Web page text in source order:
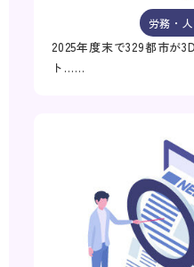
労務・
2025年度末で329都市が
ト……